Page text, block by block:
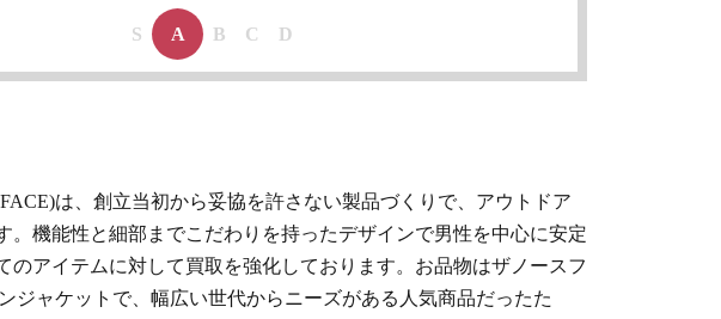
S A B C D
は、創立当初から妥協を許さない製品づくりで、アウトドア
機能性と細部までこだわりを持ったデザインで男性を中心に安定
アイテムに対して買取を強化しております。お品物はザノースフ
ジャケットで、幅広い世代からニーズがある人気商品だったた